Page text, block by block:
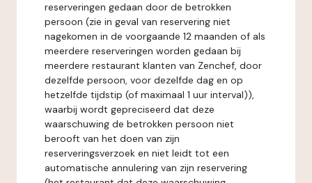
reserveringen gedaan door de betrokken
persoon (zie in geval van reservering niet
nagekomen in de voorgaande 12 maanden of als
meerdere reserveringen worden gedaan bij
meerdere restaurant klanten van Zenchef, door
dezelfde persoon, voor dezelfde dag en op
hetzelfde tijdstip (of maximaal 1 uur interval)),
waarbij wordt gepreciseerd dat deze
waarschuwing de betrokken persoon niet
berooft van het doen van zijn
reserveringsverzoek en niet leidt tot een
automatische annulering van zijn reservering